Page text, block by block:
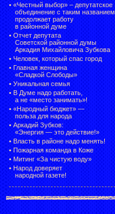
• «Честный выбор» – депутатское
объединение с таким названием
продолжает работу
в районной думе
• Отчет депутата
Советской районной думы
Аркадия Михайловича Зубкова
• Человек, который спас город
• Главная женщина
«Сладкой Слободы»
• Уникальная семья
• В Думе надо работать,
а не «место занимать»!
• «Народный бюджет» —
польза для народа
• Аркадий Зубков:
«Энергия — это действие!»
• Власть в районе надо менять!
• Пожарная команда в Коже
• Митинг «За чистую воду»
• Народ доверяет
народной газете!